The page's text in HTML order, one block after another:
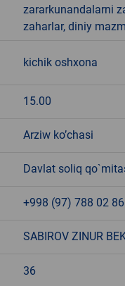
zararkunandalarni
zaharlar, diniy
kichik oshxona
15.00
Arziw ko’chasi
Davlat soliq
+998 (97) 788 02 86
SABIROV ZINUR
36